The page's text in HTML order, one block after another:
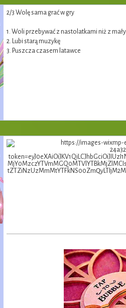
2/3 Wolę sama grać w gry
1. Woli przebywać z nastolatkami niż z
2. Lubi starą muzykę
3. Puszcza czasem latawce